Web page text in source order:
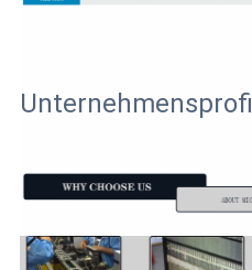
Unternehmensprofil